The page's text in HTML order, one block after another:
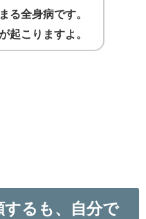
る全身病です。
起こりますよ。
するも、自分で